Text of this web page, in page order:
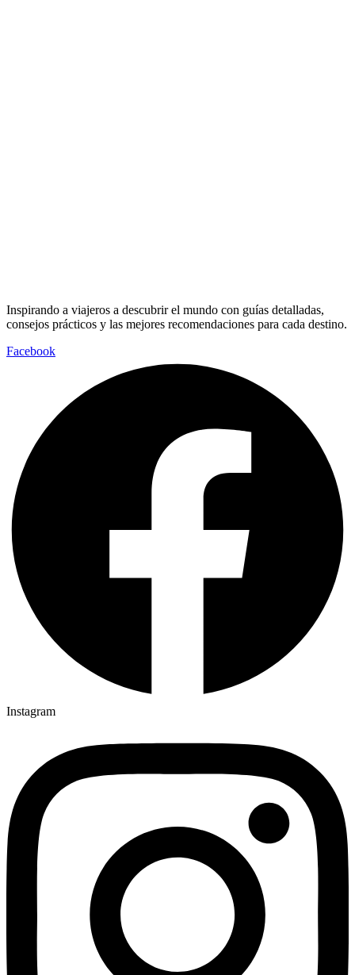
Inspirando a viajeros a descubrir el mundo con guías detalladas,
consejos prácticos y las mejores recomendaciones para cada destino.
Facebook
Instagram